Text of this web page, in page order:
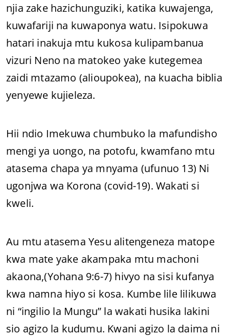
njia zake hazichunguziki, katika kuwajenga,
kuwafariji na kuwaponya watu. Isipokuwa
hatari inakuja mtu kukosa kulipambanua
vizuri Neno na matokeo yake kutegemea
zaidi mtazamo (alioupokea), na kuacha biblia
yenyewe kujieleza.
Hii ndio Imekuwa chumbuko la mafundisho
mengi ya uongo, na potofu, kwamfano mtu
atasema chapa ya mnyama (ufunuo 13) Ni
ugonjwa wa Korona (covid-19). Wakati si
kweli.
Au mtu atasema Yesu alitengeneza matope
kwa mate yake akampaka mtu machoni
akaona,(Yohana 9:6-7) hivyo na sisi kufanya
kwa namna hiyo si kosa. Kumbe lile lilikuwa
ni “ingilio la Mungu” la wakati husika lakini
sio agizo la kudumu. Kwani agizo la daima ni